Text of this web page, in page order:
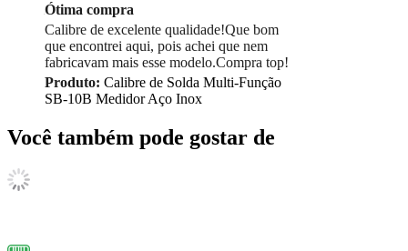
Ótima compra
Calibre de excelente qualidade!Que bom
que encontrei aqui, pois achei que nem
fabricavam mais esse modelo.Compra top!
Produto: Calibre de Solda Multi-Função
SB-10B Medidor Aço Inox
Você também pode gostar de